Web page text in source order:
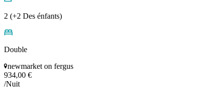
2 (+2 Des énfants)
Double
newmarket on fergus
934,00 €
/Nuit